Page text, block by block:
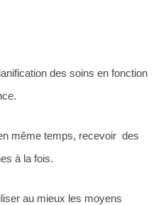
des soins en fonction
même temps, recevoir des
à la fois.
au mieux les moyens